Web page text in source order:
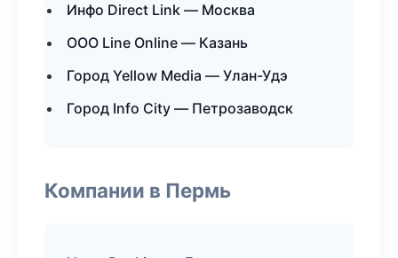
Инфо Direct Link — Москва
ООО Line Online — Казань
Город Yellow Media — Улан-Удэ
Город Info City — Петрозаводск
Компании в Пермь